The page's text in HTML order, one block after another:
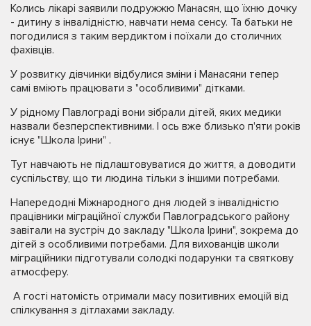
Колись лікарі заявили подружжю Манасян, що їхню дочку
- дитину з інвалідністю, навчати нема сенсу. Та батьки не
погодилися з таким вердиктом і поїхали до столичних
фахівців.
У розвитку дівчинки відбулися зміни і Манасяни тепер
самі вміють працювати з "особливими" дітками.
У рідному Павлограді вони зібрали дітей, яких медики
назвали безперспективними. І ось вже близько п'яти років
існує "Школа Ірини" .
Тут навчають не підлаштовуватися до життя, а доводити
суспільству, що ти людина тільки з іншими потребами.
Напередодні Міжнародного дня людей з інвалідністю
працівники міграційної служби Павлоградського району
завітали на зустріч до закладу "Школа Ірини", зокрема до
дітей з особливими потребами. Для вихованців школи
міграційники підготували солодкі подарунки та святкову
атмосферу.
А гості натомість отримали масу позитивних емоцій від
спілкування з дітлахами закладу.